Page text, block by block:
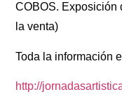
COBOS. Exposición
la venta)
Toda la información
http://